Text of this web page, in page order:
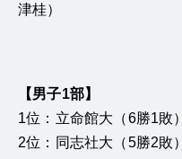
津桂）
【男子1部】
1位：立命館大（6勝1敗）
2位：同志社大（5勝2敗）